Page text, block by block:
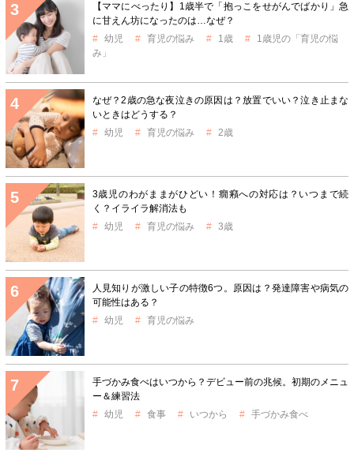
【ママにべったり】1歳半で「抱っこをせがんでばかり」急
に甘えん坊になったのは…なぜ？
幼児
育児の悩み 1歳
1歳児の「育児の悩
み」
なぜ？2歳の急な夜泣きの原因は？放置でいい？泣き止まな
いときはどうする？
幼児
育児の悩み 2歳
3歳児のわがままがひどい！癇癪への対応は？いつまで続
く？イライラ解消法も
幼児
育児の悩み 3歳
人見知りが激しい子の特徴6つ。原因は？発達障害や病気の
可能性はある？
幼児
育児の悩み
手づかみ食べはいつから？デビュー前の兆候。初期のメニュ
ー＆練習法
幼児
食事 いつから 手づかみ食べ